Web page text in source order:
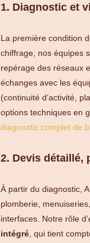
1. Diagnostic et
La première condition
chiffrage, nos équipes
repérage des réseaux
échanges avec les
(continuité d’activité,
options techniques en
diagnostic complet de
2. Devis détaillé,
À partir du diagnostic,
plomberie,
interfaces. Notre rôle d’
intégré, qui tient